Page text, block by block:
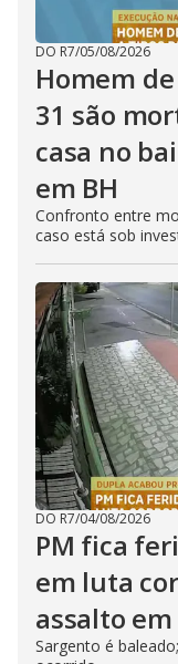
DO R7/05/08/2026
Homem
31 são
casa no
em BH
Confronto entre
caso está sob
DO R7/04/08/2026
PM fica
em luta
assalto
Sargento é